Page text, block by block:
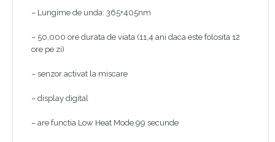
– Lungime de unda: 365+405nm
– 50,000 ore durata de viata (11,4 ani daca este folosita 12
ore pe zi)
– senzor activat la miscare
– display digital
– are functia Low Heat Mode 99 secunde